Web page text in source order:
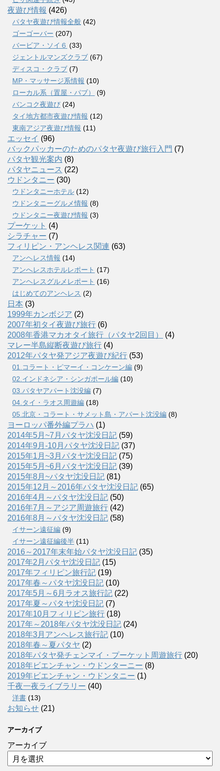
夜遊び情報 (426)
パタヤ夜遊び情報全般 (42)
ゴーゴーバー (207)
バービア・ソイ６ (33)
ジェントルマンズクラブ (67)
ディスコ・クラブ (7)
MP・マッサージ系情報 (10)
ローカル系（置屋・パブ）
(9)
バンコク夜遊び (24)
タイ地方都市夜遊び情報 (12)
東南アジア夜遊び情報 (11)
エッセイ (96)
バックパッカーのためのパタヤ夜遊び旅行入門 (7)
パタヤ観光案内 (8)
パタヤニュース (22)
ウドンタニー (30)
ウドンタニーホテル (12)
ウドンタニーグルメ情報 (8)
ウドンタニー夜遊び情報 (3)
プーケット (4)
シラチャー (7)
フィリピン・アンヘレス関連 (63)
アンヘレス情報 (14)
アンへレスホテルレポート (17)
アンヘレスグルメレポート (16)
はじめてのアンヘレス (2)
日本 (3)
1999年カンボジア (2)
2007年初タイ夜遊び旅行 (6)
2008年香港マカオタイ旅行（パタヤ2回目）
(4)
マレー半島縦断夜遊び旅行 (4)
2012年パタヤ発アジア夜遊び紀行 (53)
01.コラート・ピマーイ・コンケーン編 (9)
02.インドネシア・シンガポール編 (10)
03.パタヤアパート沈没編 (7)
04.タイ・ラオス周遊編 (18)
05.北京・コラート・サメット島・アパート沈没編 (8)
ヨーロッパ番外編プラハ (1)
2014年5月~7月パタヤ沈没日記 (59)
2014年9月-10月パタヤ沈没日記 (37)
2015年1月~3月パタヤ沈没日記 (75)
2015年5月~6月パタヤ沈没日記 (39)
2015年8月~パタヤ沈没日記 (81)
2015年12月～2016年パタヤ沈没日記 (65)
2016年4月～パタヤ沈没日記 (50)
2016年7月～アジア周遊旅行 (42)
2016年8月～パタヤ沈没日記 (58)
イサーン遠征編 (9)
イサーン遠征編後半 (11)
2016～2017年末年始パタヤ沈没日記 (35)
2017年2月パタヤ沈没日記 (15)
2017年フィリピン旅行記 (19)
2017年春～パタヤ沈没日記 (10)
2017年5月～6月ラオス旅行記 (22)
2017年夏～パタヤ沈没日記 (7)
2017年10月フィリピン旅行 (18)
2017年～2018年パタヤ沈没日記 (24)
2018年3月アンヘレス旅行記 (10)
2018年春～夏パタヤ (2)
2018年パタヤ発チェンマイ・プーケット周遊旅行 (20)
2018年ビエンチャン・ウドンターニー (8)
2019年ビエンチャン・ウドンタニー (1)
千夜一夜ライブラリー (40)
洋書 (13)
お知らせ (21)
アーカイブ
アーカイブ